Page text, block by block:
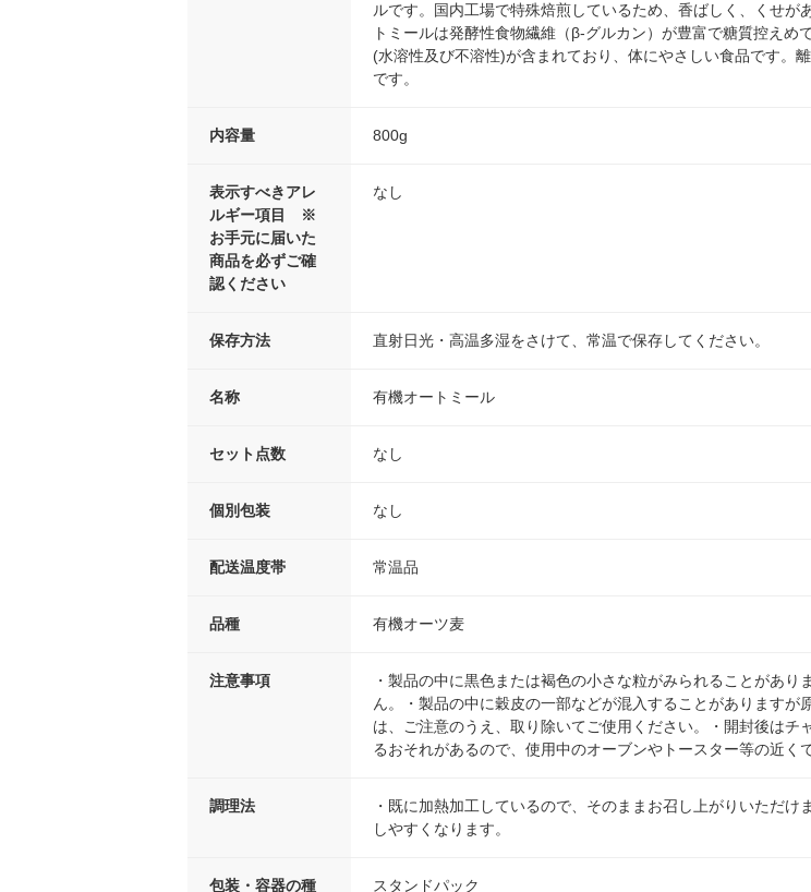
ルです。国内工場で特殊焙煎しているため、香ばしく、くせ
トミールは発酵性食物繊維（β-グルカン）が豊富で糖質控え
(水溶性及び不溶性)が含まれており、体にやさしい食品です。
です。
内容量 800g
表示すべきアレ
ルギー項目 ※
お手元に届いた
商品を必ずご確
認ください
なし
保存方法 直射日光・高温多湿をさけて、常温で保存してください。
名称 有機オートミール
セット点数 なし
個別包装 なし
配送温度帯 常温品
品種 有機オーツ麦
注意事項
・製品の中に黒色または褐色の小さな粒がみられることがあ
ん。・製品の中に穀皮の一部などが混入することがあります
は、ご注意のうえ、取り除いてご使用ください。・開封後は
るおそれがあるので、使用中のオーブンやトースター等の近く
調理法
・既に加熱加工しているので、そのままお召し上がりいただ
しやすくなります。
包装・容器の種 スタンドパック